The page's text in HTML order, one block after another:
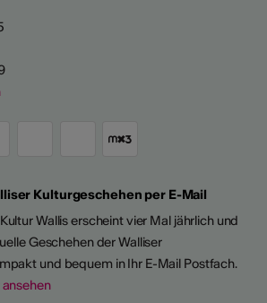
Kulturgeschehen per E-Mail
Wallis erscheint vier Mal jährlich und
Geschehen der Walliser
und bequem in Ihr E-Mail Postfach.